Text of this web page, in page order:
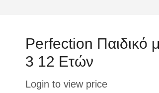
Perfection Παιδικό
3 12 Ετών
Login to view price